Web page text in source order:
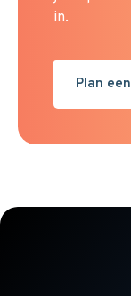
in.
Plan